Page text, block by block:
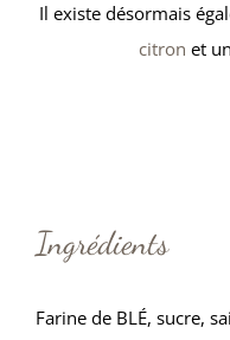
Il existe désormais
citron et un
Ingrédients
Farine de BLÉ, sucre,